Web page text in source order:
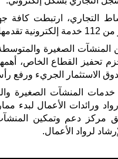
التجاري، ارتبطت كافة
حكومية.
القطاع الخاص، أهمها
الاستثمار الجريء ورفع
المنشآت الصغيرة
رواد ورائدات الأعمال
مركز دعم وتمكين
لرواد الأعمال.